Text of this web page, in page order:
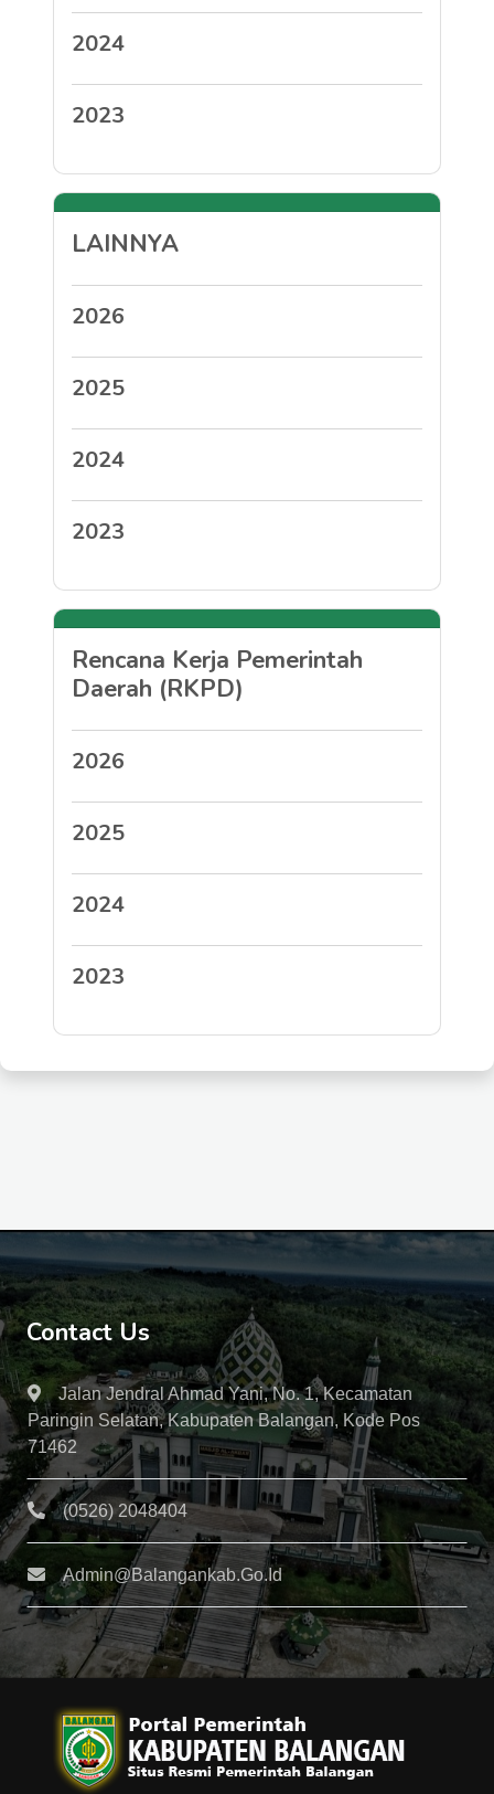
2024
2023
LAINNYA
2026
2025
2024
2023
Rencana Kerja Pemerintah
Daerah (RKPD)
2026
2025
2024
2023
Contact Us
Jalan Jendral Ahmad Yani, No. 1, Kecamatan
Paringin Selatan, Kabupaten Balangan, Kode Pos
71462
(0526) 2048404
Admin@balangankab.go.id